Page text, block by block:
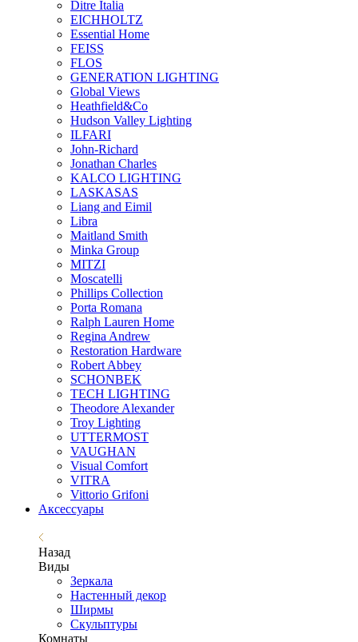
Ditre Italia
EICHHOLTZ
Essential Home
FEISS
FLOS
GENERATION LIGHTING
Global Views
Heathfield&Co
Hudson Valley Lighting
ILFARI
John-Richard
Jonathan Charles
KALCO LIGHTING
LASKASAS
Liang and Eimil
Libra
Maitland Smith
Minka Group
MITZI
Moscatelli
Phillips Collection
Porta Romana
Ralph Lauren Home
Regina Andrew
Restoration Hardware
Robert Abbey
SCHONBEK
TECH LIGHTING
Theodore Alexander
Troy Lighting
UTTERMOST
VAUGHAN
Visual Comfort
VITRA
Vittorio Grifoni
Аксессуары
Назад
Виды
Зеркала
Настенный декор
Ширмы
Скульптуры
Комнаты